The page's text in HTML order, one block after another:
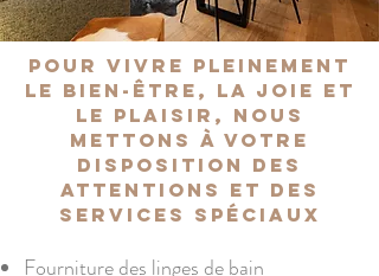
Pour vivre pleinement
le bien-être, la joie et
le plaisir, nous
mettons à votre
disposition des
attentions et des
services spéciaux
Fourniture des linges de bain